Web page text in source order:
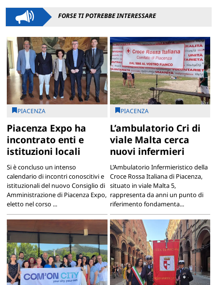
FORSE TI POTREBBE INTERESSARE
PIACENZA
Piacenza Expo ha
incontrato enti e
istituzioni locali
Si è concluso un intenso
calendario di incontri conoscitivi e
istituzionali del nuovo Consiglio di
Amministrazione di Piacenza Expo,
eletto nel corso ...
PIACENZA
L’ambulatorio Cri di
viale Malta cerca
nuovi infermieri
L’Ambulatorio Infermieristico della
Croce Rossa Italiana di Piacenza,
situato in viale Malta 5,
rappresenta da anni un punto di
riferimento fondamenta...